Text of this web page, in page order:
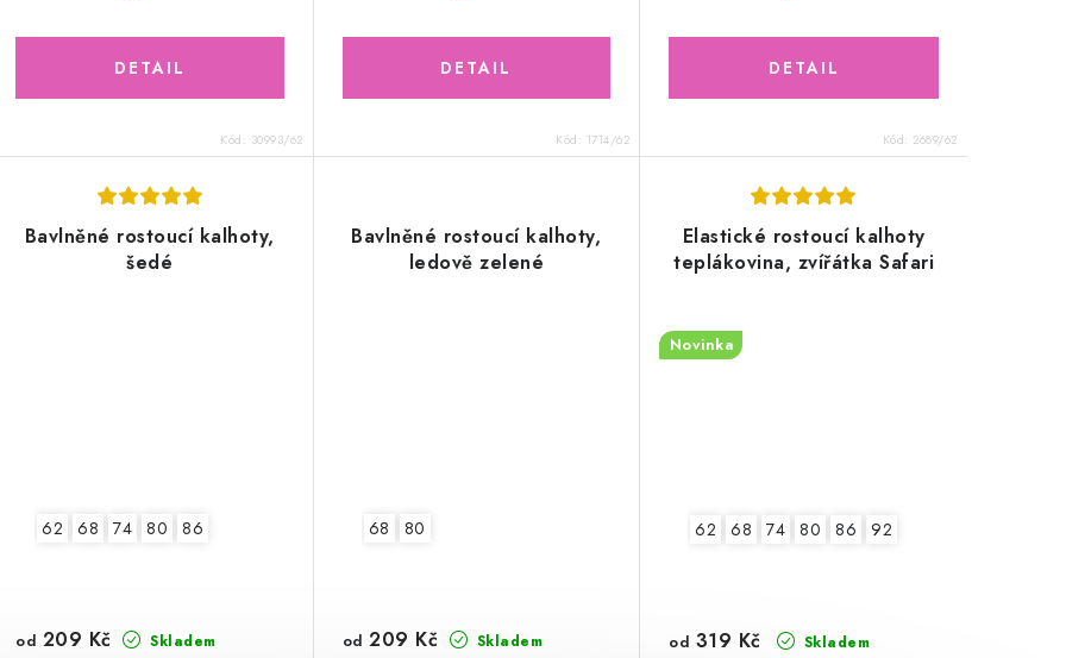
Kód: 30993/62 Kód: 1714/62 Kód: 2689/62
Bavlněné rostoucí kalhoty,
šedé
62 68 74 80 86
Skladem
od 209 Kč
Bavlněné rostoucí kalhoty,
ledově zelené
68 80
Skladem
od 209 Kč
Elastické rostoucí kalhoty
teplákovina, zvířátka Safari
Novinka
62 68 74 80 86 92
Skladem
od 319 Kč